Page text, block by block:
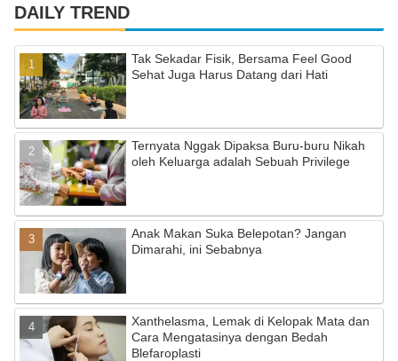
c
e
b
o
o
k
a
gr
a
m
u
T
u
b
e
C
h
a
n
n
el
DAILY TREND
Tak Sekadar Fisik, Bersama Feel Good
Sehat Juga Harus Datang dari Hati
Ternyata Nggak Dipaksa Buru-buru Nikah
oleh Keluarga adalah Sebuah Privilege
Anak Makan Suka Belepotan? Jangan
Dimarahi, ini Sebabnya
Xanthelasma, Lemak di Kelopak Mata dan
Cara Mengatasinya dengan Bedah
Blefaroplasti